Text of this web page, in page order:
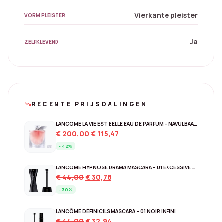
VORM PLEISTER Vierkante pleister
ZELFKLEVEND Ja
trending_downRECENTE PRIJSDALINGEN
LANCÔME LA VIE EST BELLE EAU DE PARFUM – NAVULBAAR 150 ML
€200,00Original
€ 200,00.
€ 115,47
- 42%
LANCÔME HYPNÔSE DRAMA MASCARA – 01 EXCESSIVE BLACK
€44,00Original
€ 44,00.
€30,78
- 30%
LANCÔME DÉFINICILS MASCARA – 01 NOIR INFINI